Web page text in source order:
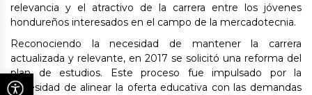
relevancia y el atractivo de la carrera entre los jóvenes
hondureños interesados en el campo de la mercadotecnia.
Reconociendo la necesidad de mantener la carrera
actualizada y relevante, en 2017 se solicitó una reforma del
plan de estudios. Este proceso fue impulsado por la
necesidad de alinear la oferta educativa con las demandas